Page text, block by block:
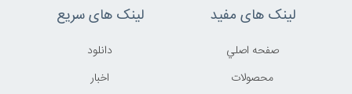
لینک های مفید
صفحه اصلي
محصولات
لینک های سریع
دانلود
اخبار